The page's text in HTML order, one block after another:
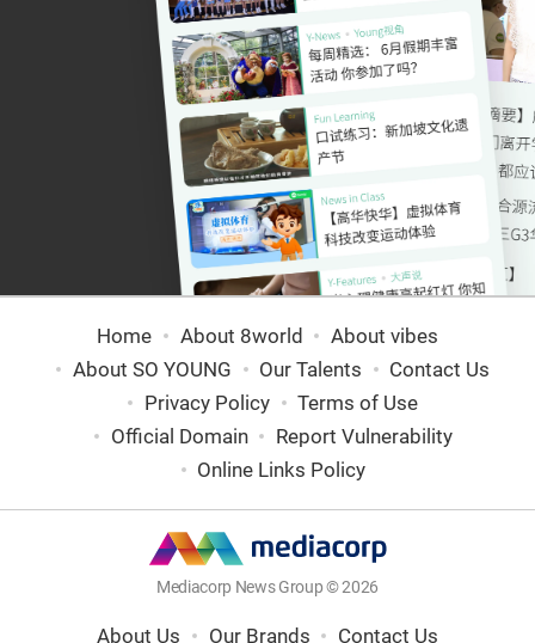
Home About 8world
About vibes
About SO YOUNG
Our Talents
Contact Us
Privacy Policy
Terms of Use
Official Domain
Report Vulnerability
Online Links Policy
Mediacorp News Group © 2026
About Us Our Brands Contact Us